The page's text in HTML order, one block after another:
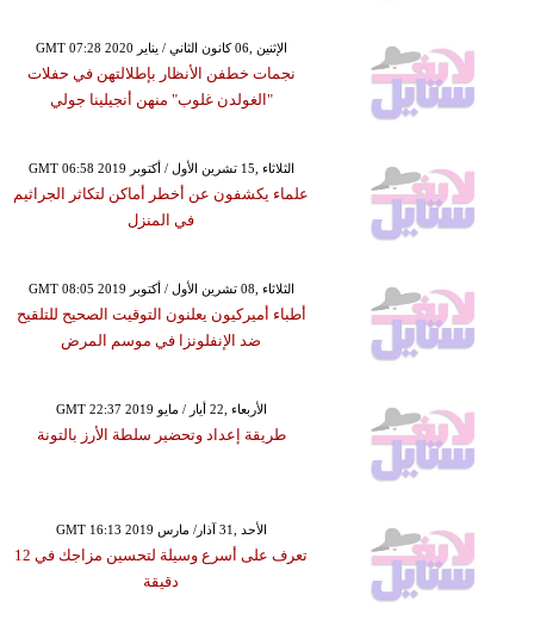
GMT 07:28 2020 الإثنين ,06 كانون الثاني / يناير
نجمات خطفن الأنظار بإطلالتهن في حفلات
"الغولدن غلوب" منهن أنجيلينا جولي
GMT 06:58 2019 الثلاثاء ,15 تشرين الأول / أكتوبر
علماء يكشفون عن أخطر أماكن لتكاثر الجراثيم
في المنزل
GMT 08:05 2019 الثلاثاء ,08 تشرين الأول / أكتوبر
أطباء أميركيون يعلنون التوقيت الصحيح للتلقيح
ضد الإنفلونزا في موسم المرض
GMT 22:37 2019 الأربعاء ,22 أيار / مايو
طريقة إعداد وتحضير سلطة الأرز بالتونة
GMT 16:13 2019 الأحد ,31 آذار/ مارس
تعرف على أسرع وسيلة لتحسين مزاجك في 12
دقيقة